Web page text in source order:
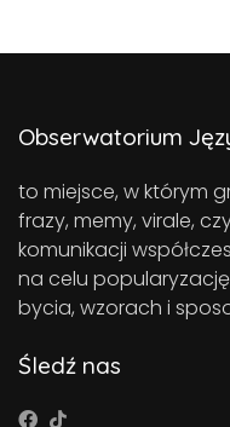
Obserwatorium
to miejsce, w którym
frazy, memy, virale,
komunikacji
na celu
bycia, wzorach i
Śledź nas